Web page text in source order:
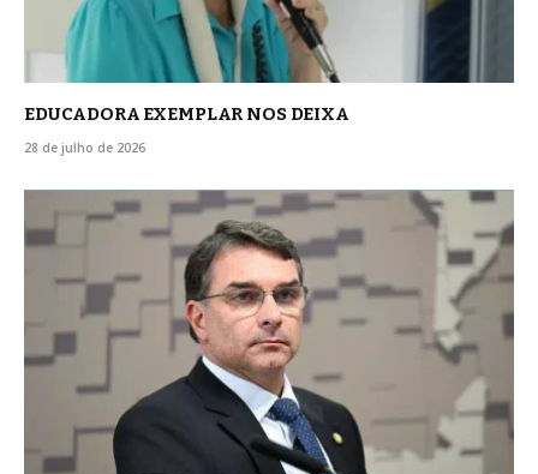
EDUCADORA EXEMPLAR NOS DEIXA
28 de julho de 2026